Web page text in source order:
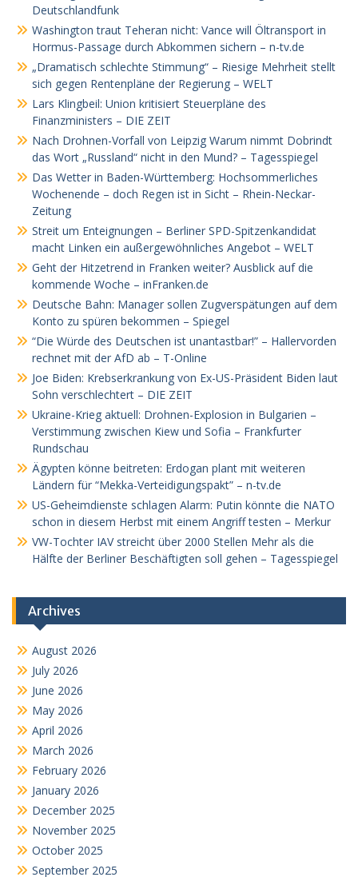
Deutschlandfunk
Washington traut Teheran nicht: Vance will Öltransport in
Hormus-Passage durch Abkommen sichern – n-tv.de
„Dramatisch schlechte Stimmung“ – Riesige Mehrheit stellt
sich gegen Rentenpläne der Regierung – WELT
Lars Klingbeil: Union kritisiert Steuerpläne des
Finanzministers – DIE ZEIT
Nach Drohnen-Vorfall von Leipzig Warum nimmt Dobrindt
das Wort „Russland“ nicht in den Mund? – Tagesspiegel
Das Wetter in Baden-Württemberg: Hochsommerliches
Wochenende – doch Regen ist in Sicht – Rhein-Neckar-
Zeitung
Streit um Enteignungen – Berliner SPD-Spitzenkandidat
macht Linken ein außergewöhnliches Angebot – WELT
Geht der Hitzetrend in Franken weiter? Ausblick auf die
kommende Woche – inFranken.de
Deutsche Bahn: Manager sollen Zugverspätungen auf dem
Konto zu spüren bekommen – Spiegel
“Die Würde des Deutschen ist unantastbar!” – Hallervorden
rechnet mit der AfD ab – T-Online
Joe Biden: Krebserkrankung von Ex-US-Präsident Biden laut
Sohn verschlechtert – DIE ZEIT
Ukraine-Krieg aktuell: Drohnen-Explosion in Bulgarien –
Verstimmung zwischen Kiew und Sofia – Frankfurter
Rundschau
Ägypten könne beitreten: Erdogan plant mit weiteren
Ländern für “Mekka-Verteidigungspakt” – n-tv.de
US-Geheimdienste schlagen Alarm: Putin könnte die NATO
schon in diesem Herbst mit einem Angriff testen – Merkur
VW-Tochter IAV streicht über 2000 Stellen Mehr als die
Hälfte der Berliner Beschäftigten soll gehen – Tagesspiegel
Archives
August 2026
July 2026
June 2026
May 2026
April 2026
March 2026
February 2026
January 2026
December 2025
November 2025
October 2025
September 2025